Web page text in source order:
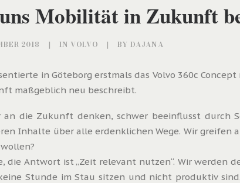
Mobilität in Zukunft
2018 | IN VOLVO | BY DAJANA
in Göteborg erstmals das Volvo 360c
maßgeblich neu beschreibt.
an die Zukunft denken, schwer beeinflusst durch
Inhalte über alle erdenklichen Wege. Wir
die Antwort ist „Zeit relevant nutzen“. Wir werden
Stunde im Stau sitzen und nicht produktiv